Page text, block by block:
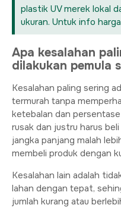
plastik UV merek lokal
ukuran. Untuk info
Apa kesalahan
dilakukan pemula
Kesalahan paling sering
termurah tanpa
ketebalan dan
rusak dan justru harus
jangka panjang malah
membeli produk dengan
Kesalahan lain adalah
lahan dengan tepat,
jumlah kurang atau